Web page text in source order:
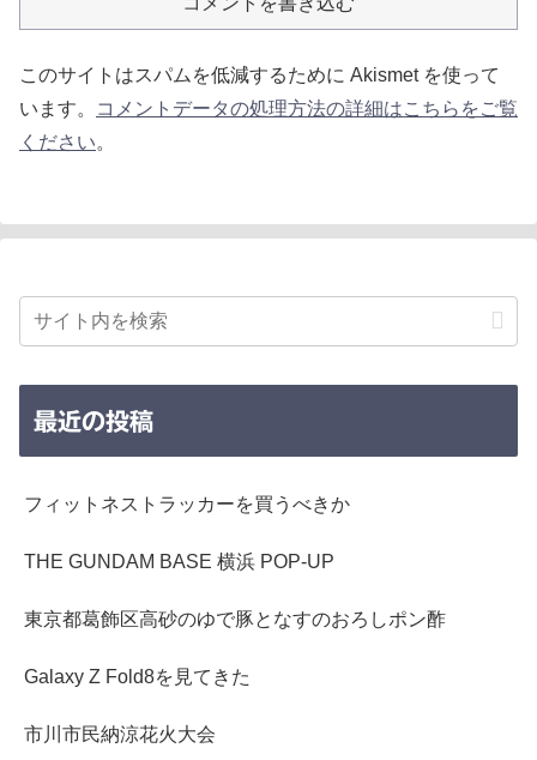
このサイトはスパムを低減するために Akismet を使って
います。
コメントデータの処理方法の詳細はこちらをご覧
ください。
最近の投稿
フィットネストラッカーを買うべきか
THE GUNDAM BASE 横浜 POP-UP
東京都葛飾区高砂のゆで豚となすのおろしポン酢
Galaxy Z Fold8を見てきた
市川市民納涼花火大会